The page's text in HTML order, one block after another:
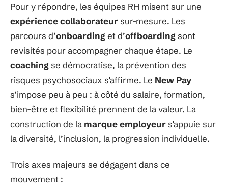
Pour y répondre, les équipes RH misent sur une
expérience collaborateursur-mesure. Les
parcours d’onboarding et d’offboarding sont
revisités pour accompagner chaque étape. Le
coaching se démocratise, la prévention des
risques psychosociaux s’affirme. Le New Pay
s’impose peu à peu : à côté du salaire, formation,
bien-être et flexibilité prennent de la valeur. La
construction de la marque employeurs’appuie sur
la diversité, l’inclusion, la progression individuelle.
Trois axes majeurs se dégagent dans ce
mouvement :